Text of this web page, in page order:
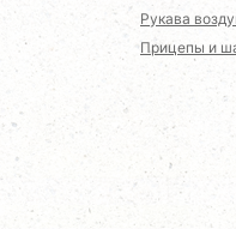
Рукава
Прицепы и